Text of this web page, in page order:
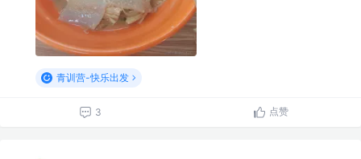
青训营-快乐出发
3 点赞